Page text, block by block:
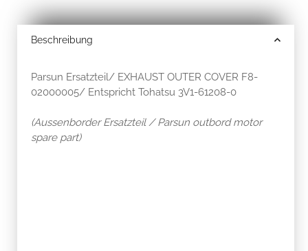
Beschreibung
Parsun Ersatzteil/ EXHAUST OUTER COVER F8-
02000005/ Entspricht Tohatsu 3V1-61208-0
(Aussenborder Ersatzteil / Parsun outbord motor
spare part)